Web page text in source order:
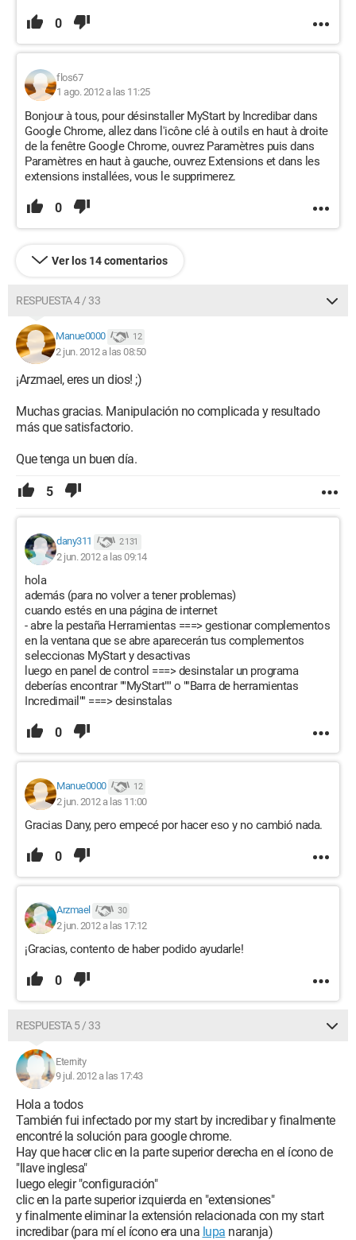
0
flos67
1 ago. 2012 a las 11:25
Bonjour à tous, pour désinstaller MyStart by Incredibar dans
Google Chrome, allez dans l'icône clé à outils en haut à droite
de la fenêtre Google Chrome, ouvrez Paramètres puis dans
Paramètres en haut à gauche, ouvrez Extensions et dans les
extensions installées, vous le supprimerez.
0
Ver los 14 comentarios
RESPUESTA 4 / 33
Manue0000 12
2 jun. 2012 a las 08:50
¡Arzmael, eres un dios! ;)
Muchas gracias. Manipulación no complicada y resultado
más que satisfactorio.
Que tenga un buen día.
5
dany311 2 131
2 jun. 2012 a las 09:14
hola
además (para no volver a tener problemas)
cuando estés en una página de internet
- abre la pestaña Herramientas ===> gestionar complementos
en la ventana que se abre aparecerán tus complementos
seleccionas MyStart y desactivas
luego en panel de control ===> desinstalar un programa
deberías encontrar ""MyStart"" o ""Barra de herramientas
Incredimail"" ===> desinstalas
0
Manue0000 12
2 jun. 2012 a las 11:00
Gracias Dany, pero empecé por hacer eso y no cambió nada.
0
Arzmael 30
2 jun. 2012 a las 17:12
¡Gracias, contento de haber podido ayudarle!
0
RESPUESTA 5 / 33
Eternity
9 jul. 2012 a las 17:43
Hola a todos
También fui infectado por my start by incredibar y finalmente
encontré la solución para google chrome.
Hay que hacer clic en la parte superior derecha en el ícono de
"llave inglesa"
luego elegir "configuración"
clic en la parte superior izquierda en "extensiones"
y finalmente eliminar la extensión relacionada con my start
incredibar (para mí el ícono era una lupa naranja)